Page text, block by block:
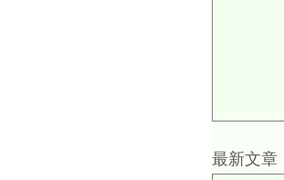
最新文章